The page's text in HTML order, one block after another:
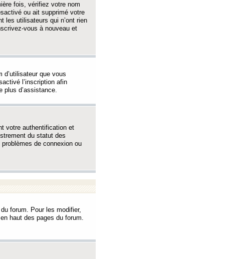
fois, vérifiez votre nom
ou ait supprimé votre
les utilisateurs qui n’ont rien
vous à nouveau et
d’utilisateur que vous
l’inscription afin
plus d’assistance.
votre authentification et
du statut des
de connexion ou
forum. Pour les modifier,
haut des pages du forum.